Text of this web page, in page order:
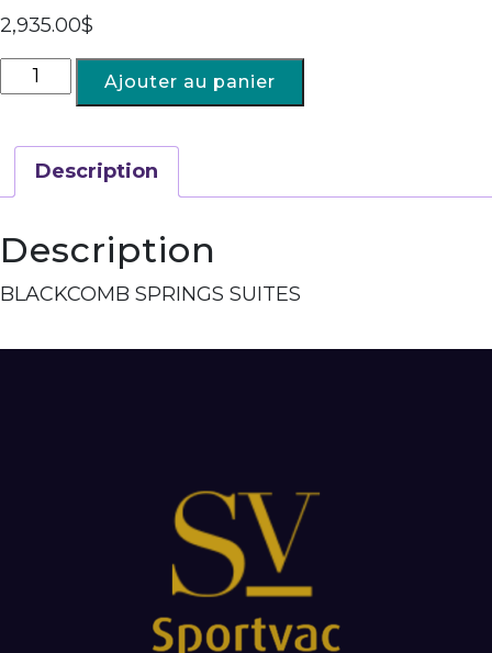
2,935.00$
Ajouter au panier
Description
Description
BLACKCOMB SPRINGS SUITES